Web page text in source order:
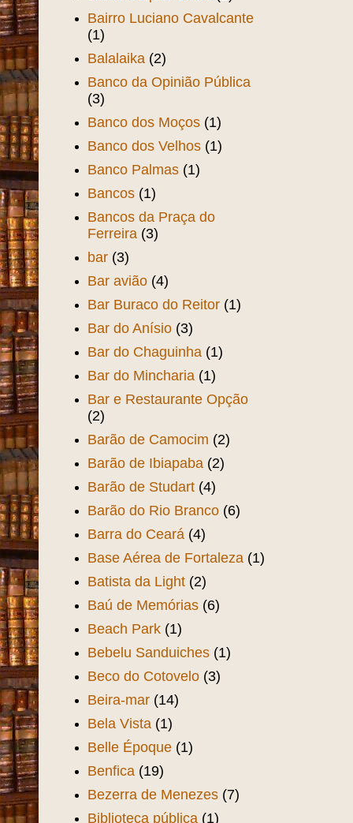
Bairro Luciano Cavalcante
(1)
Balalaika (2)
Banco da Opinião Pública
(3)
Banco dos Moços (1)
Banco dos Velhos (1)
Banco Palmas (1)
Bancos (1)
Bancos da Praça do
Ferreira (3)
bar (3)
Bar avião (4)
Bar Buraco do Reitor (1)
Bar do Anísio (3)
Bar do Chaguinha (1)
Bar do Mincharia (1)
Bar e Restaurante Opção
(2)
Barão de Camocim (2)
Barão de Ibiapaba (2)
Barão de Studart (4)
Barão do Rio Branco (6)
Barra do Ceará (4)
Base Aérea de Fortaleza (1)
Batista da Light (2)
Baú de Memórias (6)
Beach Park (1)
Bebelu Sanduiches (1)
Beco do Cotovelo (3)
Beira-mar (14)
Bela Vista (1)
Belle Époque (1)
Benfica (19)
Bezerra de Menezes (7)
Biblioteca pública (1)